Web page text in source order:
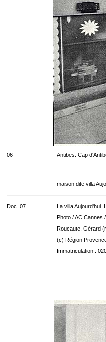
06 Antibes. Cap
maison dite villa
Doc. 07
La villa Aujourd'hui.
Photo / AC Cannes
Roucaute, Gérard
(c) Région
Immatriculation :